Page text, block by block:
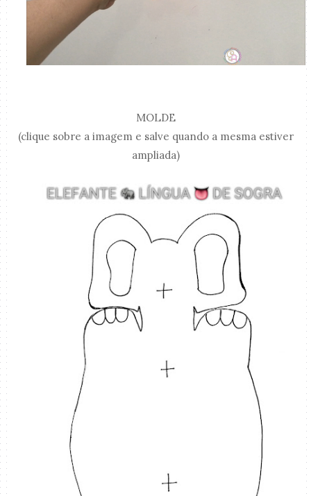
MOLDE
(clique sobre a imagem e salve quando a mesma estiver
ampliada)